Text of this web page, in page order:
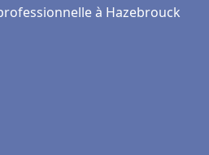
à Hazebrouck